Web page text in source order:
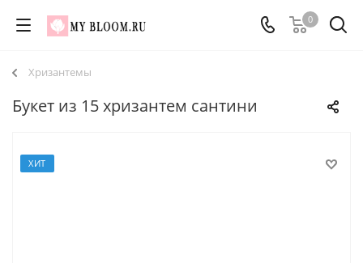
0
Хризантемы
Букет из 15 хризантем сантини
ХИТ